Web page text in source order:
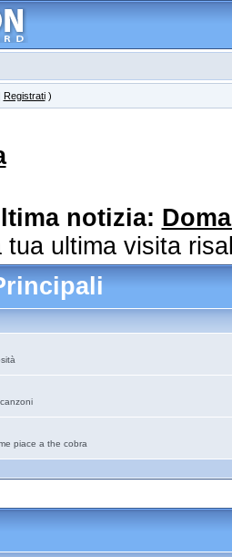
Registrati)
notizia:
tua ultima visita
piace a the cobra